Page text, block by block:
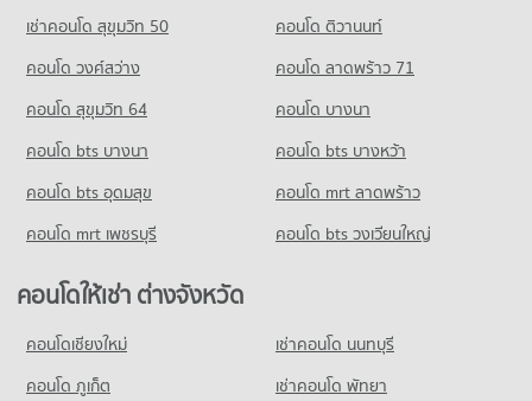
เช่าคอนโด สุขุมวิท 50
คอนโด ติวานนท์
คอนโด วงศ์สว่าง
คอนโด ลาดพร้าว 71
คอนโด สุขุมวิท 64
คอนโด บางนา
คอนโด bts บางนา
คอนโด bts บางหว้า
คอนโด bts อุดมสุข
คอนโด mrt ลาดพร้าว
คอนโด mrt เพชรบุรี
คอนโด bts วงเวียนใหญ่
คอนโดให้เช่า ต่างจังหวัด
คอนโดเชียงใหม่
เช่าคอนโด นนทบุรี
คอนโด ภูเก็ต
เช่าคอนโด พัทยา